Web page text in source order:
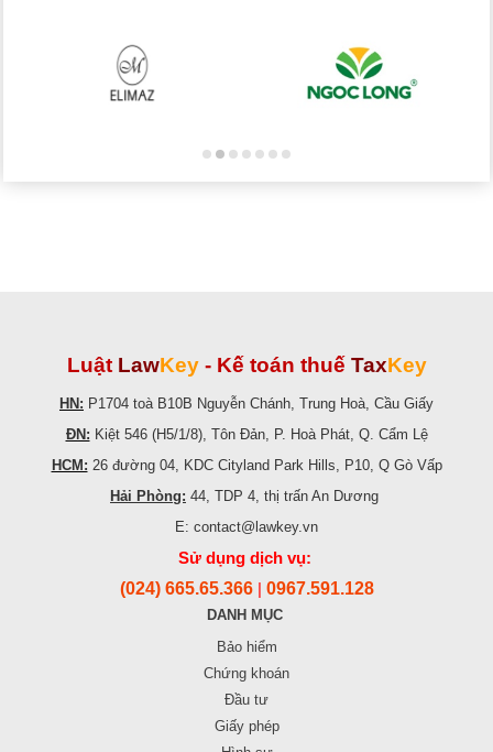
Luật LawKey - Kế toán thuế TaxKey
HN: P1704 toà B10B Nguyễn Chánh, Trung Hoà, Cầu Giấy
ĐN: Kiệt 546 (H5/1/8), Tôn Đản, P. Hoà Phát, Q. Cẩm Lệ
HCM: 26 đường 04, KDC Cityland Park Hills, P10, Q Gò Vấp
Hải Phòng: 44, TDP 4, thị trấn An Dương
E: contact@lawkey.vn
Sử dụng dịch vụ:
(024) 665.65.366 0967.591.128
DANH MỤC
Bảo hiểm
Chứng khoán
Đầu tư
Giấy phép